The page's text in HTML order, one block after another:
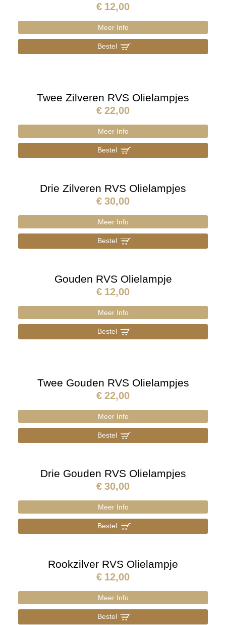
€ 12,00
Meer Info
Bestel ]
Twee Zilveren RVS Olielampjes
€ 22,00
Meer Info
Bestel ]
Drie Zilveren RVS Olielampjes
€ 30,00
Meer Info
Bestel ]
Gouden RVS Olielampje
€ 12,00
Meer Info
Bestel ]
Twee Gouden RVS Olielampjes
€ 22,00
Meer Info
Bestel ]
Drie Gouden RVS Olielampjes
€ 30,00
Meer Info
Bestel ]
Rookzilver RVS Olielampje
€ 12,00
Meer Info
Bestel ]